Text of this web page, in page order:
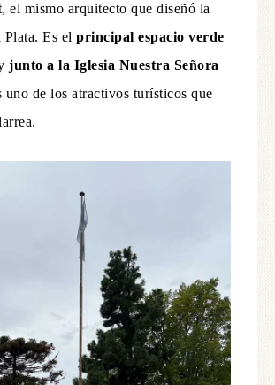
el mismo arquitecto que diseñó la
Es el principal espacio verde
junto a la Iglesia Nuestra Señora
uno de los atractivos turísticos que